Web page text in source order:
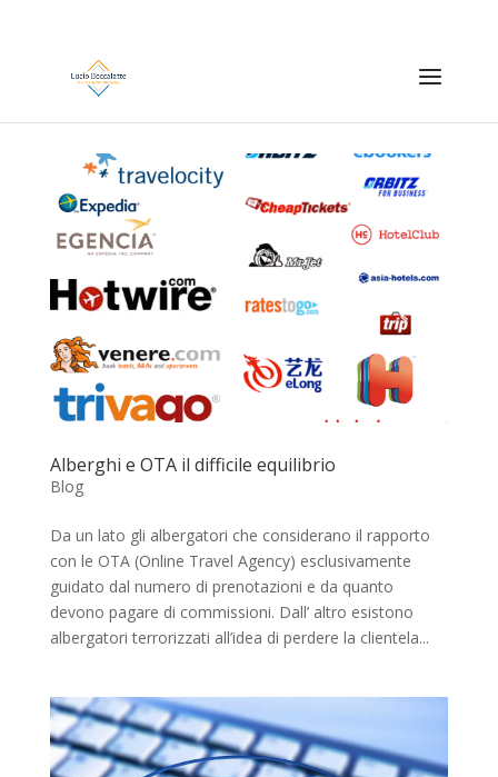
Alberghi e OTA il difficile equilibrio
Blog
Da un lato gli albergatori che considerano il rapporto
con le OTA (Online Travel Agency) esclusivamente
guidato dal numero di prenotazioni e da quanto
devono pagare di commissioni. Dall’ altro esistono
albergatori terrorizzati all’idea di perdere la clientela...